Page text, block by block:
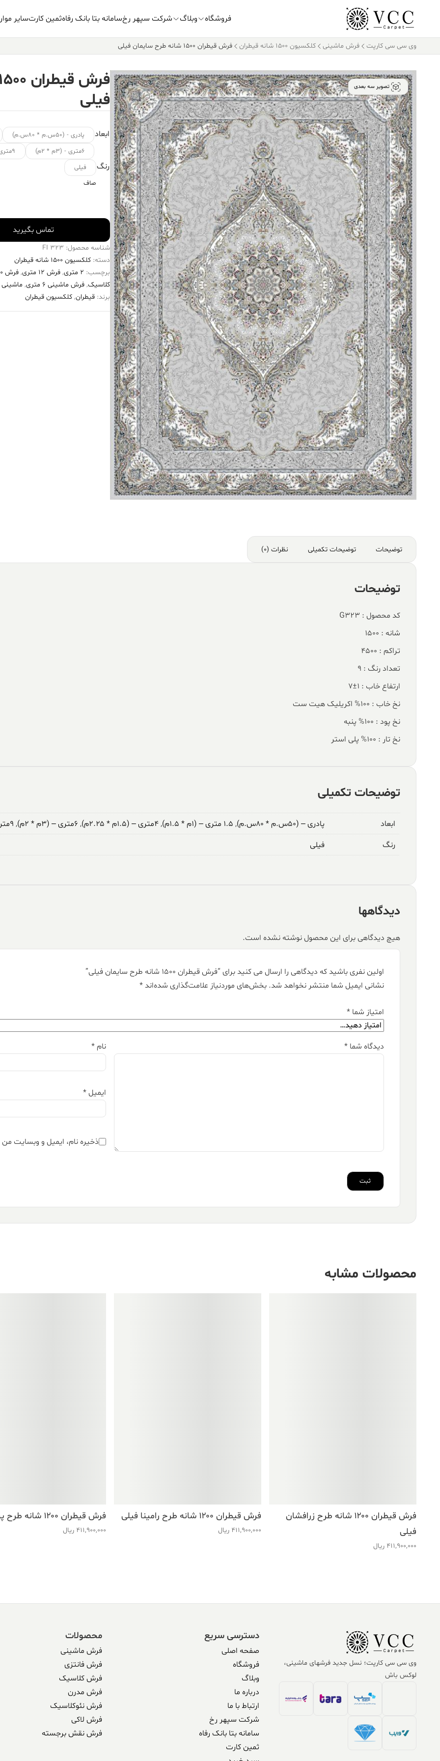
فروشگاه وبلاگ شرکت سپهر رخسامانه بتا بانک رفاهثمین کارتسایر
وی سی سی کارپت فرش ماشینی کلکسیون ۱۵۰۰ شانه قیطران فرش قیطران ۱۵۰۰ شانه طرح سایمان فیلی
تصویر سه بعدی
فیلی
ابعاد پادری - (۵۰س.م * ۸۰س.م)
۶متری - (۳م * ۲م)
۹متری - (۳.۵م * ۲.۵م)
رنگ
فیلی
صاف
تماس بگیرید
شناسه محصول: 323 FI
دسته: کلکسیون ۱۵۰۰ شانه قیطران
برچسب: 2 متری , فرش 12 متری , فرش ۱۵۰۰ شانه
کلاسیک, فرش ماشینی 6 متری , ماشینی 2 متری
برند: قیطران, کلکسیون قیطران
توضیحات توضیحات تکمیلی نظرات (0)
توضیحات
کد محصول : G323
شانه : 1500
تراکم : 4500
تعداد رنگ : 9
ارتفاع خاب : 1±7
نخ خاب : 100% اکریلیک هیت ست
نخ پود : 100% پنبه
نخ تار : 100% پلی استر
توضیحات تکمیلی
ابعاد پادری – (۵۰س.م * ۸۰س.م) , ۱.۵ متری – (۱م * ۱.۵م) ,۴متری – (۱.۵م * ۲.۲۵م) , ۶متری – (۳م * ۲م) , ۹متری – (۳.۵م * ۲.۵م)
رنگ
فیلی
دیدگاهها
هیچ دیدگاهی برای این محصول نوشته نشده است.
اولین نفری باشید که دیدگاهی را ارسال می کنید برای “فرش قیطران ۱۵۰۰ شانه طرح سایمان فیلی”
نشانی ایمیل شما منتشر نخواهد شد. بخش‌های موردنیاز علامت‌گذاری شده‌اند *
امتیاز شما *
دیدگاه شما * نام *
ایمیل *
ذخیره نام، ایمیل و وبسایت من
محصولات مشابه
فرش قیطران ۱۲۰۰ شانه طرح زرافشان
فیلی
411,900,000 ریال
فرش قیطران ۱۲۰۰ شانه طرح رامینا فیلی
411,900,000 ریال
فرش قیطران ۱۲۰۰ شانه طرح پرهان کرم
411,900,000 ریال
وی سی سی کارپت؛ نسل جدید فرشهای ماشینی،
لوکس باش
دسترسی سریع
صفحه اصلی
فروشگاه
وبلاگ
درباره ما
ارتباط با ما
شرکت سپهر رخ
سامانه بتا بانک رفاه
ثمین کارت
محصولات
فرش ماشینی
فرش فانتزی
فرش کلاسیک
فرش مدرن
فرش نئوکلاسیک
فرش لاکی
فرش نقش برجسته